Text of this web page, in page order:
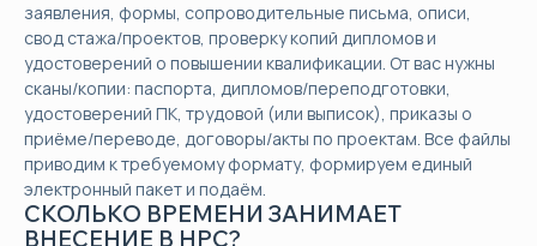
заявления, формы, сопроводительные письма, описи,
свод стажа/проектов, проверку копий дипломов и
удостоверений о повышении квалификации. От вас нужны
сканы/копии: паспорта, дипломов/переподготовки,
удостоверений ПК, трудовой (или выписок), приказы о
приёме/переводе, договоры/акты по проектам. Все файлы
приводим к требуемому формату, формируем единый
электронный пакет и подаём.
СКОЛЬКО ВРЕМЕНИ ЗАНИМАЕТ
ВНЕСЕНИЕ В НРС?